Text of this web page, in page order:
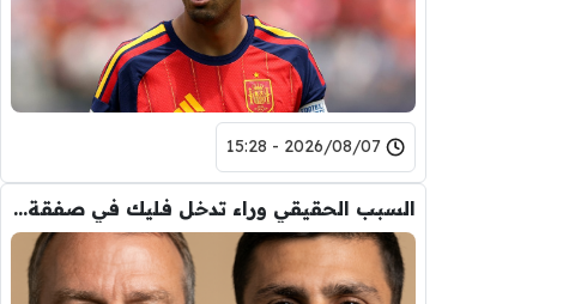
2026/08/07 - 15:28
السبب الحقيقي وراء تدخل فليك في صفقة رودري